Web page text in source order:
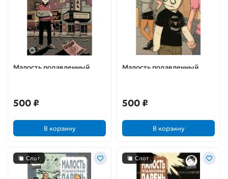
Малость подавленный
500 ₽
В корзину
Малость подавленный
500 ₽
В корзину
Слот Слот